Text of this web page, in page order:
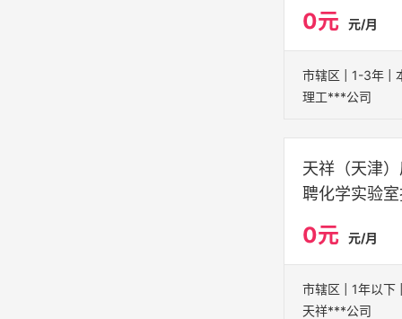
0元 元/月
理工***公司
天祥（天津
聘化学实验
0元 元/月
天祥***公司